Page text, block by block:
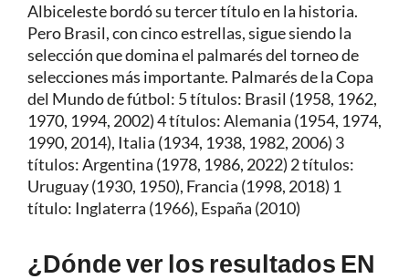
Albiceleste bordó su tercer título en la historia.
Pero Brasil, con cinco estrellas, sigue siendo la
selección que domina el palmarés del torneo de
selecciones más importante. Palmarés de la Copa
del Mundo de fútbol: 5 títulos: Brasil (1958, 1962,
1970, 1994, 2002) 4 títulos: Alemania (1954, 1974,
1990, 2014), Italia (1934, 1938, 1982, 2006) 3
títulos: Argentina (1978, 1986, 2022) 2 títulos:
Uruguay (1930, 1950), Francia (1998, 2018) 1
título: Inglaterra (1966), España (2010)
¿Dónde ver los resultados EN